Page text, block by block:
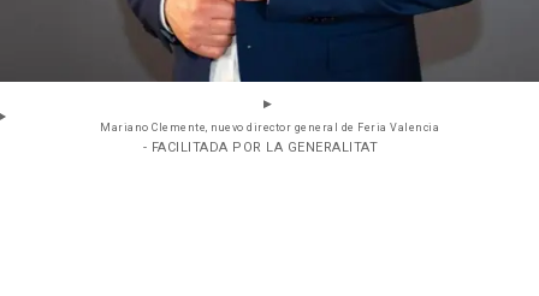
Mariano Clemente, nuevo director general de Feria Valencia
- FACILITADA POR LA GENERALITAT